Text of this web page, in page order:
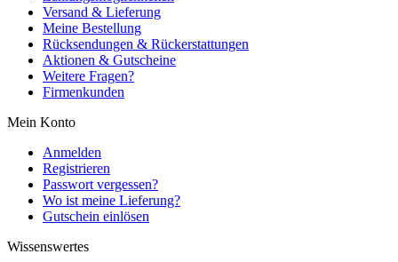
Versand & Lieferung
Meine Bestellung
Rücksendungen & Rückerstattungen
Aktionen & Gutscheine
Weitere Fragen?
Firmenkunden
Mein Konto
Anmelden
Registrieren
Passwort vergessen?
Wo ist meine Lieferung?
Gutschein einlösen
Wissenswertes